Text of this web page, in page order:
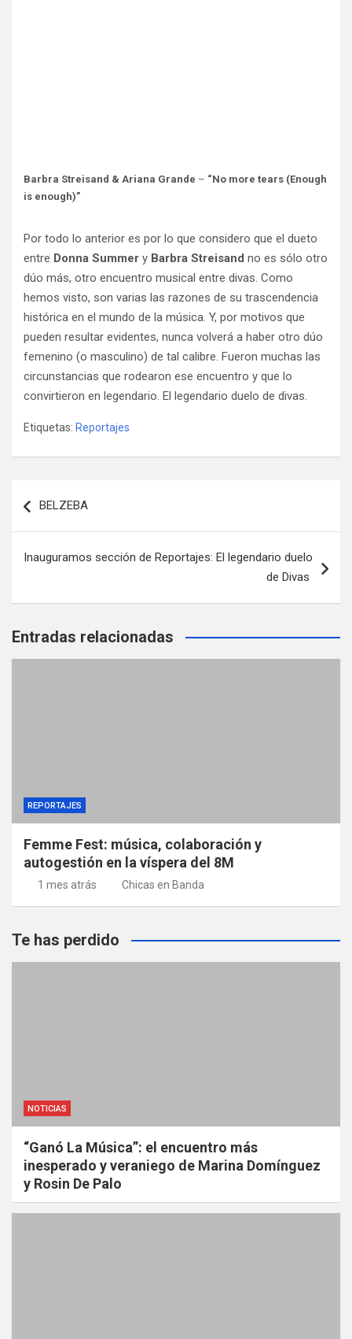
Barbra Streisand & Ariana Grande – “No more tears (Enough
is enough)”
Por todo lo anterior es por lo que considero que el dueto
entre Donna Summer y Barbra Streisand no es sólo otro
dúo más, otro encuentro musical entre divas. Como
hemos visto, son varias las razones de su trascendencia
histórica en el mundo de la música. Y, por motivos que
pueden resultar evidentes, nunca volverá a haber otro dúo
femenino (o masculino) de tal calibre. Fueron muchas las
circunstancias que rodearon ese encuentro y que lo
convirtieron en legendario. El legendario duelo de divas.
Etiquetas: Reportajes
de
BELZEBA
Inauguramos sección de Reportajes: El legendario duelo
de Divas
Entradas relacionadas
REPORTAJES
Femme Fest: música, colaboración y
autogestión en la víspera del 8M
1 mes atrás Chicas en Banda
Te has perdido
NOTICIAS
“Ganó La Música”: el encuentro más
inesperado y veraniego de Marina Domínguez
y Rosin De Palo